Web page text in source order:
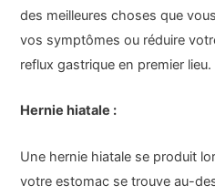
des meilleures choses que
vos symptômes ou réduire
reflux gastrique en premier lieu.
Hernie hiatale :
Une hernie hiatale se produit
votre estomac se trouve au-